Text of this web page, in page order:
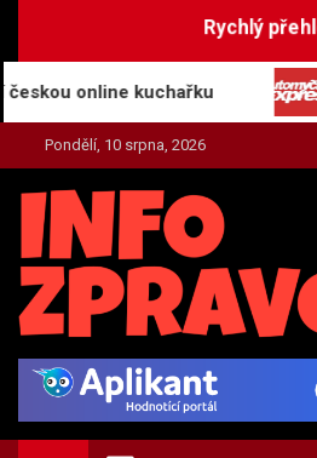
Rychlý
kuchařku
Pondělí, 10 srpna, 2026
INFO-
Zpravodajství | Press | Tiskové